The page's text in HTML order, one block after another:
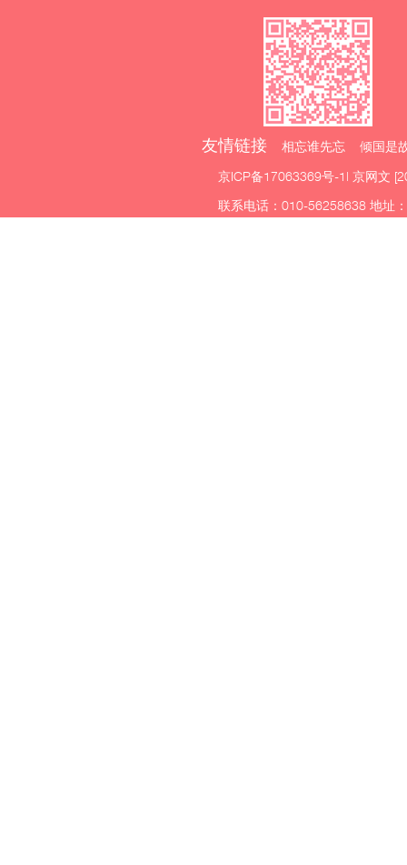
友情链接 相忘谁先忘 倾国是
京ICP备17063369号-1 | 京网文
联系电话：010-56258638 地址